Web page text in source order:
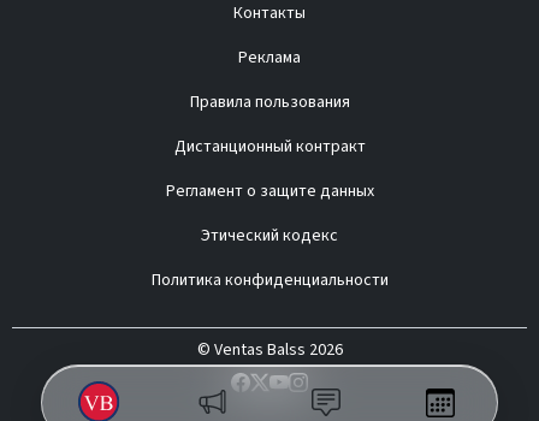
Контакты
Реклама
Правила пользования
Дистанционный контракт
Регламент о защите данных
Этический кодекс
Политика конфиденциальности
© Ventas Balss 2026